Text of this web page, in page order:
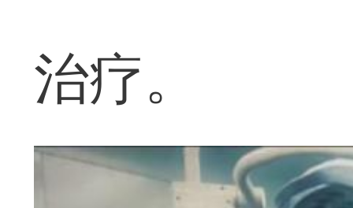
治疗。